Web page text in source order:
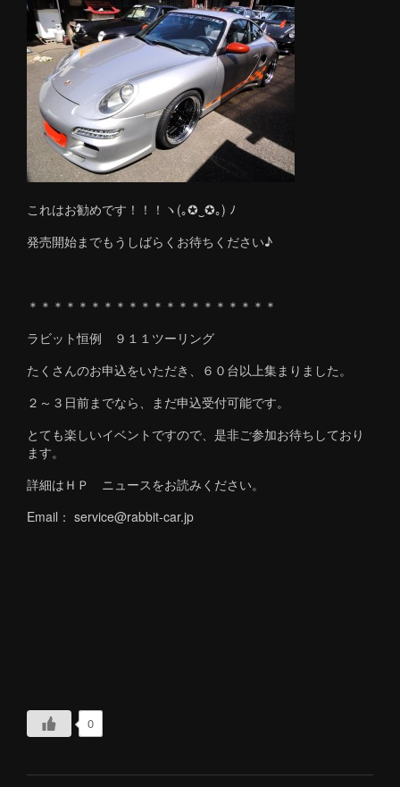
これはお勧めです！！！ヽ(｡✪‿✪｡) ﾉ
発売開始までもうしばらくお待ちください♪
＊＊＊＊＊＊＊＊＊＊＊＊＊＊＊＊＊＊＊＊
ラビット恒例 ９１１ツーリング
たくさんのお申込をいただき、６０台以上集まりました。
２～３日前までなら、まだ申込受付可能です。
とても楽しいイベントですので、是非ご参加お待ちしており
ます。
詳細はＨＰ ニュースをお読みください。
Email： service@rabbit-car.jp
0